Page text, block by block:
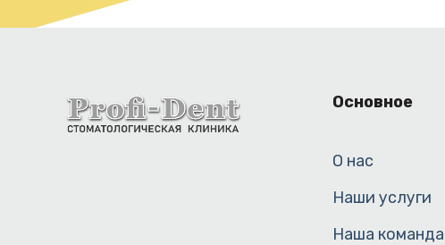
Основное
О нас
Наши услуги
Наша команда